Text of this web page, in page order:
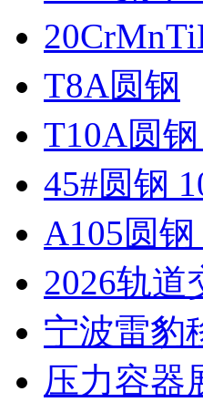
T8A圆钢
T10A圆
45#圆钢
A105圆
2026轨道
宁波雷豹
压力容器